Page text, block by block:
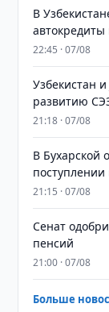
В
автокредиты
22:45 · 07/08
Узбекистан
развитию
21:18 · 07/08
В Бухарской
поступлении
21:15 · 07/08
Сенат
пенсий
21:00 · 07/08
Больше